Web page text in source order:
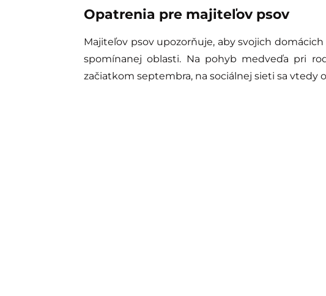
Opatrenia pre majiteľov psov
Majiteľov psov upozorňuje, aby svojich
spomínanej oblasti. Na pohyb medveďa pri
začiatkom septembra, na sociálnej sieti sa vtedy